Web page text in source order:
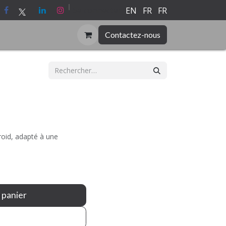
Médias EN FR FR
Contactez-nous
adapté à une